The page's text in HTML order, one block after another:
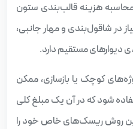
هزینه قالب‌بندی ستون
در شاقول‌بندی و مهار جانبی،
مستقیم دارد.
کوچک یا بازسازی، ممکن
شود که در آن یک مبلغ کلی
روش ریسک‌های خاص خود را